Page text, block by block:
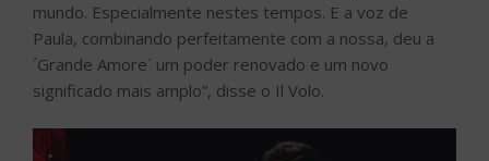
mundo. Especialmente nestes tempos. E a voz de
Paula, combinando perfeitamente com a nossa, deu a
´Grande Amore´ um poder renovado e um novo
significado mais amplo”, disse o Il Volo.